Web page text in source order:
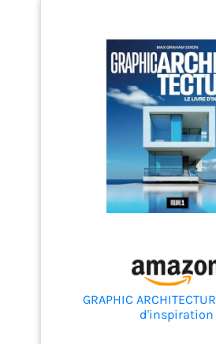
GRAPHIC
d'inspiration